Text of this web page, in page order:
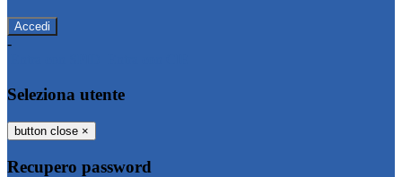
-
Seleziona utente
button close ×
Recupero password